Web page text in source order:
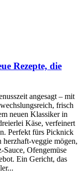
Rezepte, die
angesagt – mit
frisch
neuen Klassiker in
Käse, verfeinert
Perfekt fürs Picknick
herzhaft-veggie mögen,
Ofengemüse
Ein Gericht, das